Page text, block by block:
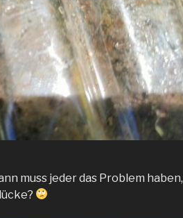
muss jeder das Problem haben,